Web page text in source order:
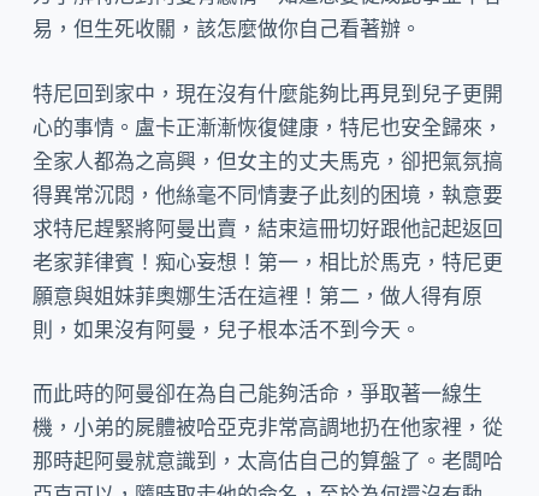
易，但生死收關，該怎麼做你自己看著辦。
特尼回到家中，現在沒有什麼能夠比再見到兒子更開
心的事情。盧卡正漸漸恢復健康，特尼也安全歸來，
全家人都為之高興，但女主的丈夫馬克，卻把氣氛搞
得異常沉悶，他絲毫不同情妻子此刻的困境，執意要
求特尼趕緊將阿曼出賣，結束這冊切好跟他記起返回
老家菲律賓！痴心妄想！第一，相比於馬克，特尼更
願意與姐妹菲奧娜生活在這裡！第二，做人得有原
則，如果沒有阿曼，兒子根本活不到今天。
而此時的阿曼卻在為自己能夠活命，爭取著一線生
機，小弟的屍體被哈亞克非常高調地扔在他家裡，從
那時起阿曼就意識到，太高估自己的算盤了。老闆哈